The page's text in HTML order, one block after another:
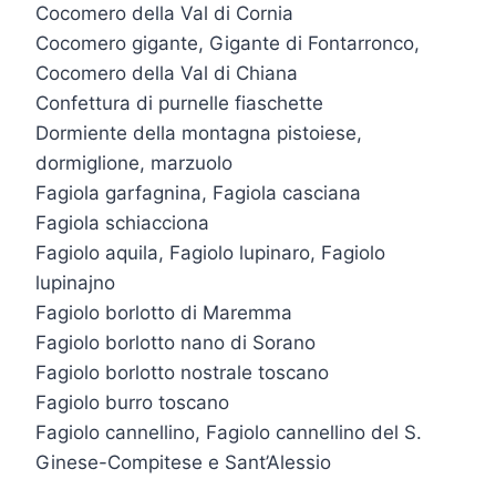
Cocomero della Val di Cornia
Cocomero gigante, Gigante di Fontarronco,
Cocomero della Val di Chiana
Confettura di purnelle fiaschette
Dormiente della montagna pistoiese,
dormiglione, marzuolo
Fagiola garfagnina, Fagiola casciana
Fagiola schiacciona
Fagiolo aquila, Fagiolo lupinaro, Fagiolo
lupinajno
Fagiolo borlotto di Maremma
Fagiolo borlotto nano di Sorano
Fagiolo borlotto nostrale toscano
Fagiolo burro toscano
Fagiolo cannellino, Fagiolo cannellino del S.
Ginese-Compitese e Sant’Alessio